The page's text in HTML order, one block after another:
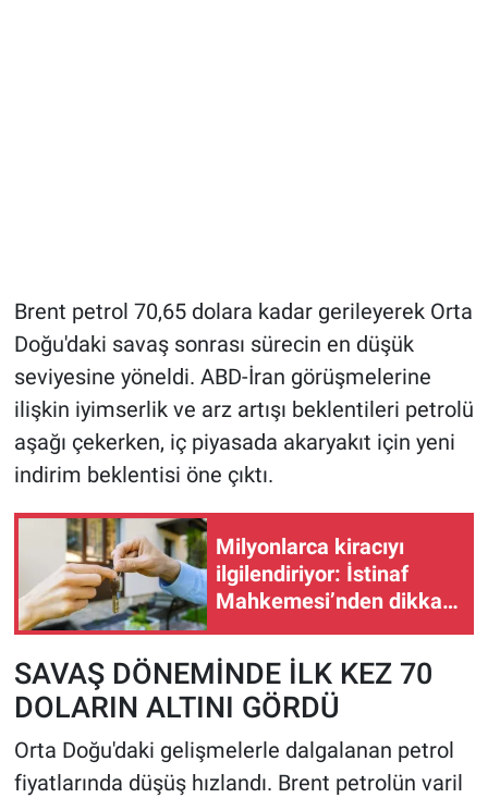
Brent petrol 70,65 dolara kadar gerileyerek Orta
Doğu'daki savaş sonrası sürecin en düşük
seviyesine yöneldi. ABD-İran görüşmelerine
ilişkin iyimserlik ve arz artışı beklentileri petrolü
aşağı çekerken, iç piyasada akaryakıt için yeni
indirim beklentisi öne çıktı.
Milyonlarca kiracıyı
ilgilendiriyor: İstinaf
Mahkemesi’nden dikkat
SAVAŞ DÖNEMİNDE İLK KEZ 70
DOLARIN ALTINI GÖRDÜ
Orta Doğu'daki gelişmelerle dalgalanan petrol
fiyatlarında düşüş hızlandı. Brent petrolün varil